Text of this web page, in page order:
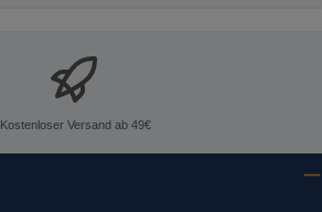
Kostenloser Versand ab 49€